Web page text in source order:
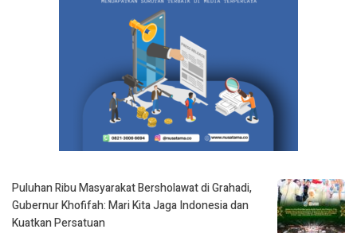
Puluhan Ribu Masyarakat Bersholawat di Grahadi,
Gubernur Khofifah: Mari Kita Jaga Indonesia dan
Kuatkan Persatuan